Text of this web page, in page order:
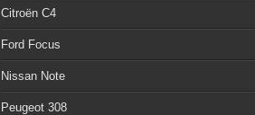
Citroën C4
Ford Focus
Nissan Note
Peugeot 308